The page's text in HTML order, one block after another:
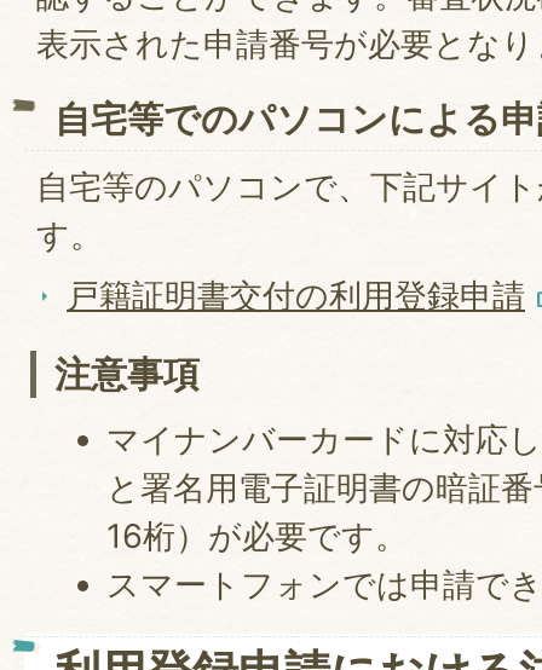
表示された申請番号が必要とな
自宅等でのパソコンによる
自宅等のパソコンで、下記サイ
す。
戸籍証明書交付の利用登録申請
注意事項
マイナンバーカードに対応
と署名用電子証明書の暗証
16桁）が必要です。
スマートフォンでは申請で